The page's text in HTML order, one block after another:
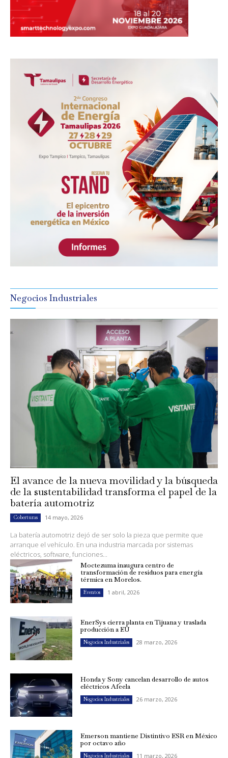
Negocios Industriales
El avance de la nueva movilidad y la búsqueda
de la sustentabilidad transforma el papel de la
batería automotriz
Coberturas 14 mayo, 2026
La batería automotriz dejó de ser solo la pieza que permite que
arranque el vehículo. En una industria marcada por sistemas
eléctricos, software, funciones...
Moctezuma inaugura centro de
transformación de residuos para energía
térmica en Morelos.
Eventos 1 abril, 2026
EnerSys cierra planta en Tijuana y traslada
producción a EU
Negocios Industriales 28 marzo, 2026
Honda y Sony cancelan desarrollo de autos
eléctricos Afeela
Negocios Industriales 26 marzo, 2026
Emerson mantiene Distintivo ESR en México
por octavo año
Negocios Industriales 11 marzo, 2026